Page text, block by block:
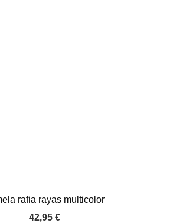
rafia rayas multicolor
42,95 €